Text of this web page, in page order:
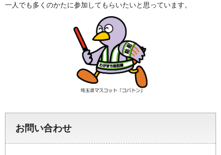
一人でも多くのかたに参加してもらいたいと思っています。
お問い合わせ